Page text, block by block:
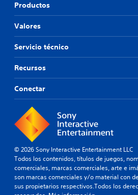
Productos
Valores
Servicio técnico
Recursos
Conectar
© 2026 Sony Interactive Entertainment LLC
Todos los contenidos, títulos de juegos,
comerciales, marcas comerciales, arte e
son marcas comerciales y/o material con
sus propietarios respectivos.Todos los